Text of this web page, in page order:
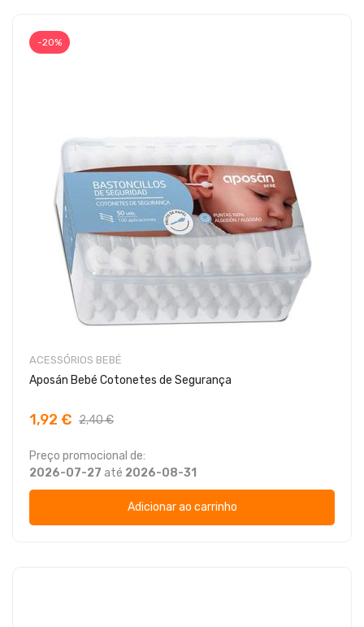
-20%
ACESSÓRIOS BEBÉ
Aposán Bebé Cotonetes de Segurança
1,92 € 2,40 €
Preço promocional de:
2026-07-27 até 2026-08-31
Adicionar ao carrinho